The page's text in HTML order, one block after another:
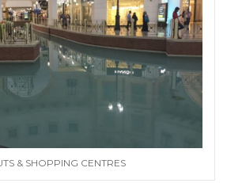
& SHOPPING CENTRES